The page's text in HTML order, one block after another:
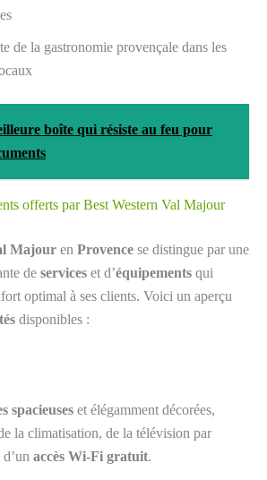
de la gastronomie provençale dans les
boîte qui résiste au feu pour
offerts par Best Western Val Majour
Majour en Provence se distingue par une
de services et d’équipements qui
optimal à ses clients. Voici un aperçu
disponibles :
spacieuses et élégamment décorées,
la climatisation, de la télévision par
accès Wi-Fi gratuit.